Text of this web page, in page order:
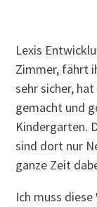
Lexis
Zimmer, fährt
sehr sicher,
gemacht und
Kindergarten.
sind dort nur
ganze Zeit
Ich muss